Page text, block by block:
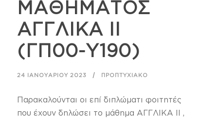
ΜΑΘΗΜΑΤΟΣ
ΑΓΓΛΙΚΑ ΙΙ
(ΓΠ00-Υ190)
24 ΙΑΝΟΥΑΡΊΟΥ 2023 ΠΡΟΠΤΥΧΙΑΚΌ
Παρακαλούνται οι επί διπλώματι φοιτητές
που έχουν δηλώσει το μάθημα ΑΓΓΛΙΚΑ ΙΙ ,